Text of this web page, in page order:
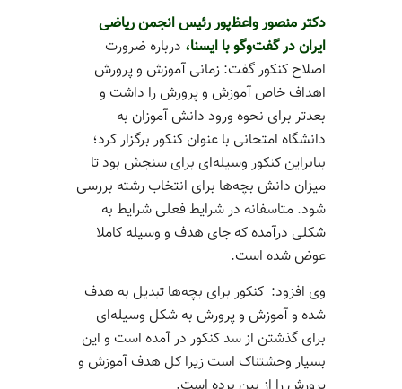
دکتر منصور واعظ‌پور رئیس انجمن ریاضی
ایران در گفت‌وگو با ایسنا، درباره ضرورت
اصلاح کنکور گفت: زمانی آموزش و پرورش
اهداف خاص آموزش و پرورش را داشت و
بعدتر برای نحوه ورود دانش آموزان به
دانشگاه امتحانی با عنوان کنکور برگزار کرد؛
بنابراین کنکور وسیله‌ای برای سنجش بود تا
میزان دانش‌ بچه‌ها برای انتخاب رشته بررسی
شود. متاسفانه در شرایط فعلی شرایط به
شکلی درآمده که جای هدف و وسیله کاملا
عوض شده است.
وی افزود: کنکور برای بچه‌ها تبدیل به هدف
شده و آموزش و پرورش به شکل وسیله‌ای
برای گذشتن از سد کنکور در آمده است و این
بسیار وحشتناک است زیرا کل هدف آموزش و